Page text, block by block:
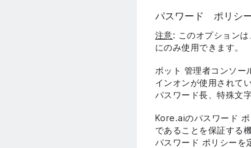
パスワード ポリシ
注意: このオプション
にのみ使用できます。
ボット 管理者コンソー
インオンが使用されて
パスワード長、特殊文
Kore.aiのパスワード
であることを保証する
パスワード ポリシーを